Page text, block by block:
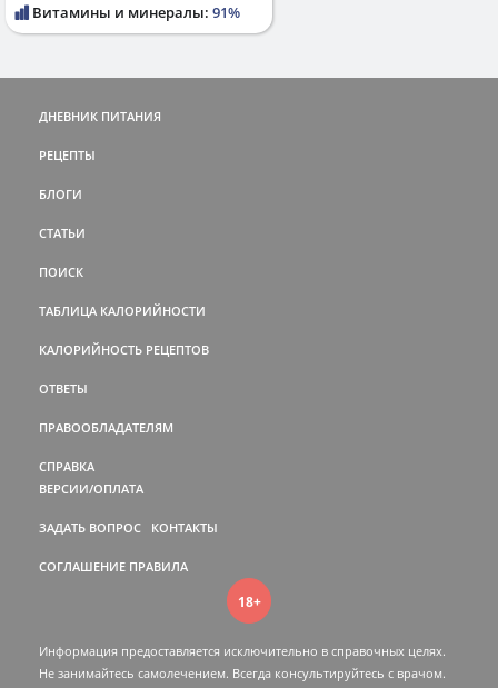
Витамины и минералы: 91%
ДНЕВНИК ПИТАНИЯ
РЕЦЕПТЫ
БЛОГИ
СТАТЬИ
ПОИСК
ТАБЛИЦА КАЛОРИЙНОСТИ
КАЛОРИЙНОСТЬ РЕЦЕПТОВ
ОТВЕТЫ
ПРАВООБЛАДАТЕЛЯМ
СПРАВКА
ВЕРСИИ/ОПЛАТА
ЗАДАТЬ ВОПРОС КОНТАКТЫ
СОГЛАШЕНИЕ ПРАВИЛА
18+
Информация предоставляется исключительно в справочных целях.
Не занимайтесь самолечением. Всегда консультируйтесь c врачом.